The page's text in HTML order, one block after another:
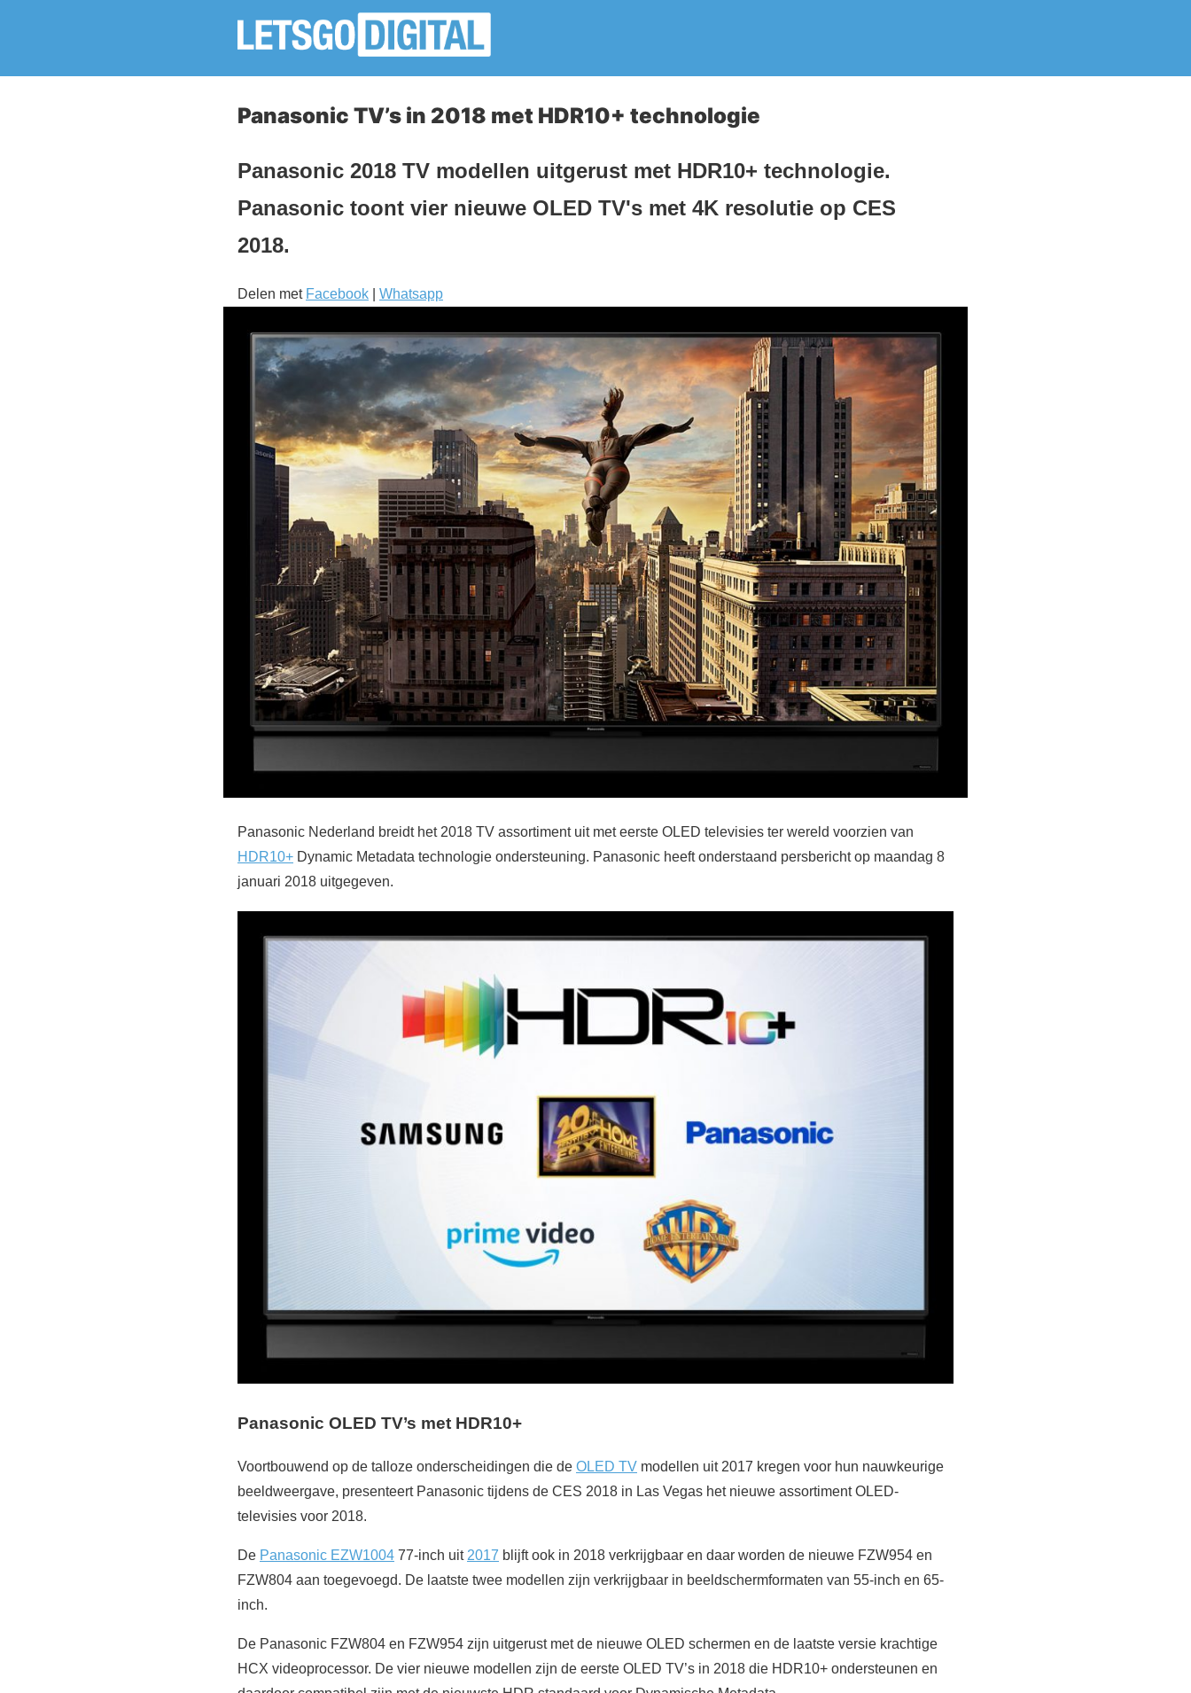
Panasonic TV’s in 2018 met HDR10+ technologie
Panasonic 2018 TV modellen uitgerust met HDR10+ technologie.
Panasonic toont vier nieuwe OLED TV's met 4K resolutie op CES
2018.
Delen met Facebook Whatsapp
Panasonic Nederland breidt het 2018 TV assortiment uit met eerste OLED televisies ter wereld voorzien van
HDR10+ Dynamic Metadata technologie ondersteuning. Panasonic heeft onderstaand persbericht op maandag 8
januari 2018 uitgegeven.
Panasonic OLED TV’s met HDR10+
Voortbouwend op de talloze onderscheidingen die de OLED TV modellen uit 2017 kregen voor hun nauwkeurige
beeldweergave, presenteert Panasonic tijdens de CES 2018 in Las Vegas het nieuwe assortiment OLED-
televisies voor 2018.
De Panasonic EZW1004 77-inch uit 2017 blijft ook in 2018 verkrijgbaar en daar worden de nieuwe FZW954 en
FZW804 aan toegevoegd. De laatste twee modellen zijn verkrijgbaar in beeldschermformaten van 55-inch en 65-
inch.
De Panasonic FZW804 en FZW954 zijn uitgerust met de nieuwe OLED schermen en de laatste versie krachtige
HCX videoprocessor. De vier nieuwe modellen zijn de eerste OLED TV’s in 2018 die HDR10+ ondersteunen en